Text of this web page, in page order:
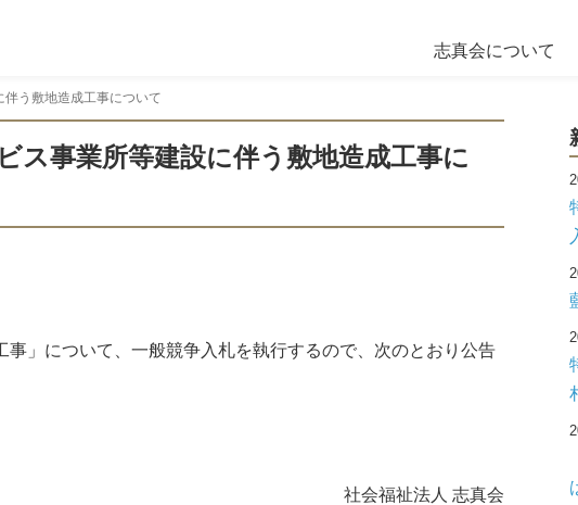
志真会について
伴う敷地造成工事について
ス事業所等建設に伴う敷地造成工事に
事」について、一般競争入札を執行するので、次のとおり公告
社会福祉法人 志真会